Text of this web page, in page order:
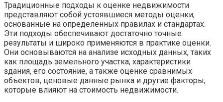
Традиционные подходы к оценке недвижимости
представляют собой устоявшиеся методы оценки,
основанные на определенных правилах и стандартах.
Эти подходы обеспечивают достаточно точные
результаты и широко применяются в практике оценки.
Они основываются на анализе исходных данных, таких
как площадь земельного участка, характеристики
здания, его состояние, а также оценке сравнимых
объектов, ценовые данные рынка и другие факторы,
которые влияют на стоимость недвижимости.